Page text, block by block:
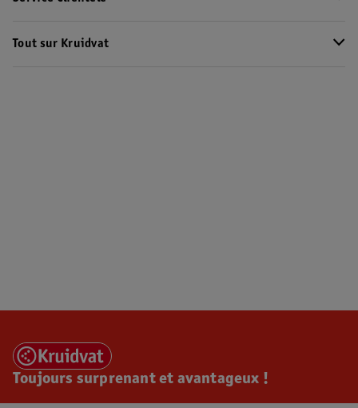
Tout sur Kruidvat
Toujours surprenant et avantageux !